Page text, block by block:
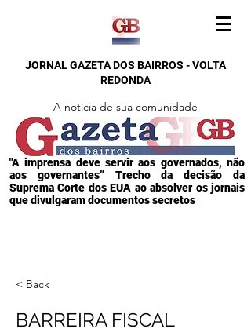
JORNAL GAZETA DOS BAIRROS - VOLTA
REDONDA
A notícia de sua comunidade
"A imprensa deve servir aos governados, não
aos governantes” Trecho da decisão da
Suprema Corte dos EUA ao absolver os jornais
que divulgaram documentos secretos
< Back
BARREIRA FISCAL